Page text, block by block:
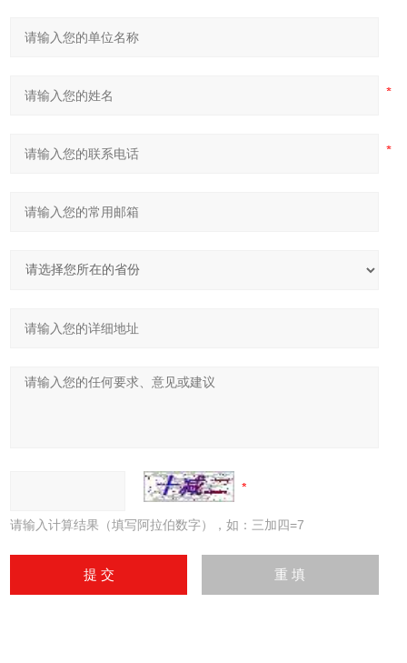
请输入计算结果（填写阿拉伯数字），如：三加四=7